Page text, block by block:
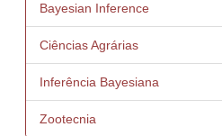
Bayesian Inference
Ciências Agrárias
Inferência Bayesiana
Zootecnia